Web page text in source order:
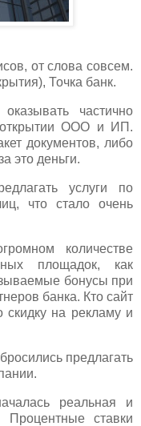
от слова совсем.
Точка банк.
частично
открытии ООО и ИП.
документов, либо
это деньги.
услуги по
что стало очень
количестве
площадок, как
бонусы при
банка. Кто сайт
скидку на рекламу и
предлагать
реальная и
Процентные ставки